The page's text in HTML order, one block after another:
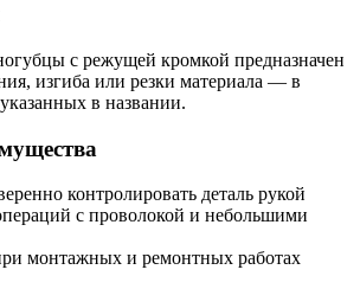
с режущей кромкой предназначен
изгиба или резки материала — в
в названии.
контролировать деталь рукой
с проволокой и небольшими
монтажных и ремонтных работах